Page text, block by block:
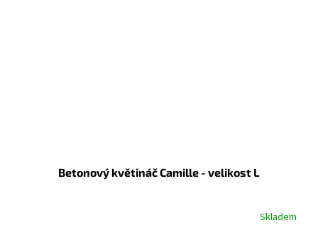
Betonový květináč Camille - velikost L
Skladem